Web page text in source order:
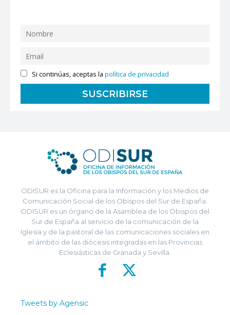
Si continúas, aceptas lapolítica de privacidad
ODISUR es la Oficina para la Información y los Medios de
Comunicación Social de los Obispos del Sur de España.
ODISUR es un órgano de la Asamblea de los Obispos del
Sur de España al servicio de la comunicación de la
Iglesia y de la pastoral de las comunicaciones sociales en
el ámbito de las diócesis integradas en las Provincias
Eclesiásticas de Granada y Sevilla.
Tweets by Agensic